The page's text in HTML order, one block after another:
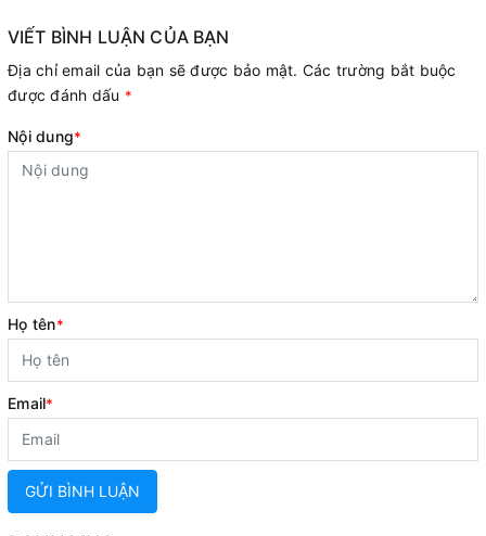
VIẾT BÌNH LUẬN CỦA BẠN
Địa chỉ email của bạn sẽ được bảo mật. Các trường bắt buộc
được đánh dấu *
Nội dung*
Họ tên*
Email*
GỬI BÌNH LUẬN